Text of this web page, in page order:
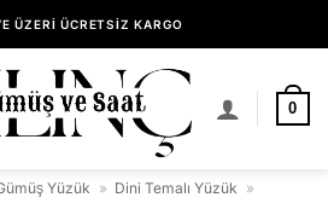
ÜZERİ ÜCRETSİZ KARGO
GÜVENCESİYLE ALIŞVERİŞ
0
Yüzük » Dini Temalı Yüzük »